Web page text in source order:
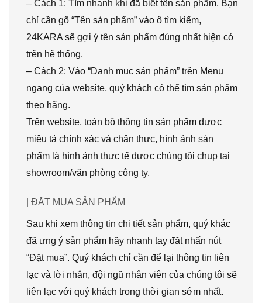
– Cách 1: Tìm nhanh khi đã biết tên sản phẩm. Bạn
chỉ cần gõ “Tên sản phẩm” vào ô tìm kiếm,
24KARA sẽ gợi ý tên sản phẩm đúng nhất hiện có
trên hệ thống.
– Cách 2: Vào “Danh mục sản phẩm” trên Menu
ngang của website, quý khách có thể tìm sản phẩm
theo hãng.
Trên website, toàn bộ thông tin sản phẩm được
miêu tả chính xác và chân thực, hình ảnh sản
phẩm là hình ảnh thực tế được chúng tôi chụp tại
showroom/văn phòng công ty.
| ĐẶT MUA SẢN PHẨM
Sau khi xem thông tin chi tiết sản phẩm, quý khác
đã ưng ý sản phẩm hãy nhanh tay đặt nhấn nút
“Đặt mua”. Quý khách chỉ cần để lại thông tin liên
lạc và lời nhắn, đội ngũ nhân viên của chúng tôi sẽ
liên lạc với quý khách trong thời gian sớm nhất.